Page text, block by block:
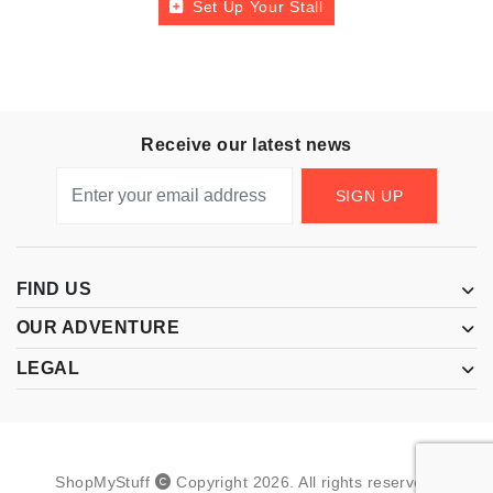
Set Up Your Stall
Receive our latest news
SIGN UP
FIND US
OUR ADVENTURE
LEGAL
ShopMyStuff Copyright 2026 All rights reserved.